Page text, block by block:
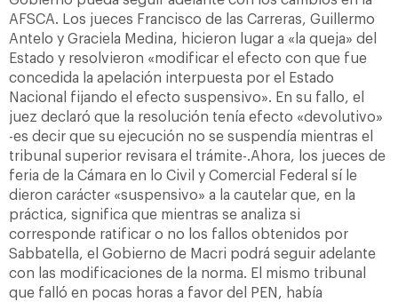
AFSCA. Los jueces Francisco de las Carreras, Guillermo
Antelo y Graciela Medina, hicieron lugar a «la queja» del
Estado y resolvieron «modificar el efecto con que fue
concedida la apelación interpuesta por el Estado
Nacional fijando el efecto suspensivo». En su fallo, el
juez declaró que la resolución tenía efecto «devolutivo»
-es decir que su ejecución no se suspendía mientras el
tribunal superior revisara el trámite-.Ahora, los jueces de
feria de la Cámara en lo Civil y Comercial Federal sí le
dieron carácter «suspensivo» a la cautelar que, en la
práctica, significa que mientras se analiza si
corresponde ratificar o no los fallos obtenidos por
Sabbatella, el Gobierno de Macri podrá seguir adelante
con las modificaciones de la norma. El mismo tribunal
que falló en pocas horas a favor del PEN, había